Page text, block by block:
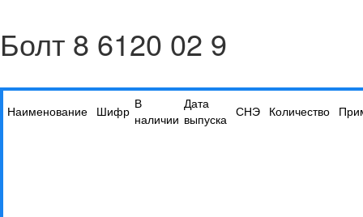
Болт 8 6120 02 9
Наименование Шифр В
наличии
Дата
выпуска СНЭ Количество